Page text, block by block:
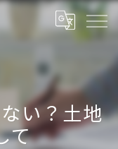
い？土地
て